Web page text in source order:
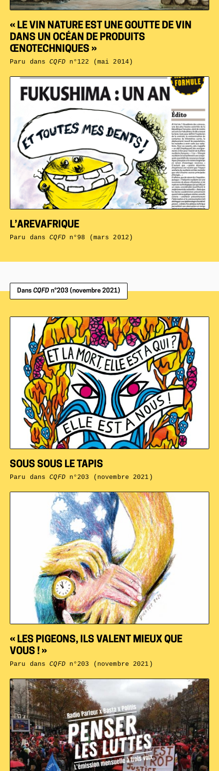
L’AREVAFRIQUE
Paru dansCQFDn°98 (mars 2012)
« LE VIN NATURE EST UNE GOUTTE DE VIN
DANS UN OCÉAN DE PRODUITS
ŒNOTECHNIQUES »
Paru dansCQFDn°122 (mai 2014)
Dans CQFD n°203 (novembre 2021)
« LES PIGEONS, ILS VALENT MIEUX QUE
VOUS ! »
Paru dansCQFDn°203 (novembre 2021)
SOUS SOUS LE TAPIS
Paru dansCQFDn°203 (novembre 2021)